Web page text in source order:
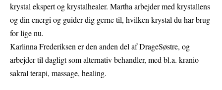
krystal ekspert og krystalhealer. Martha arbejder med krystallens
og din energi og guider dig gerne til, hvilken krystal du har brug
for lige nu.
Karlinna Frederiksen er den anden del af DrageSøstre, og
arbejder til dagligt som alternativ behandler, med bl.a. kranio
sakral terapi, massage, healing.